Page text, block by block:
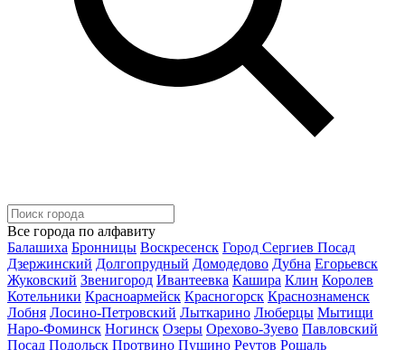
Все города по алфавиту
Балашиха Бронницы Воскресенск Город Сергиев Посад
Дзержинский Долгопрудный Домодедово Дубна Егорьевск
Жуковский Звенигород Ивантеевка Кашира Клин Королев
Котельники Красноармейск Красногорск Краснознаменск
Лобня Лосино-Петровский Лыткарино Люберцы Мытищи
Наро-Фоминск Ногинск Озеры Орехово-Зуево Павловский
Посад Подольск Протвино Пущино Реутов Рошаль